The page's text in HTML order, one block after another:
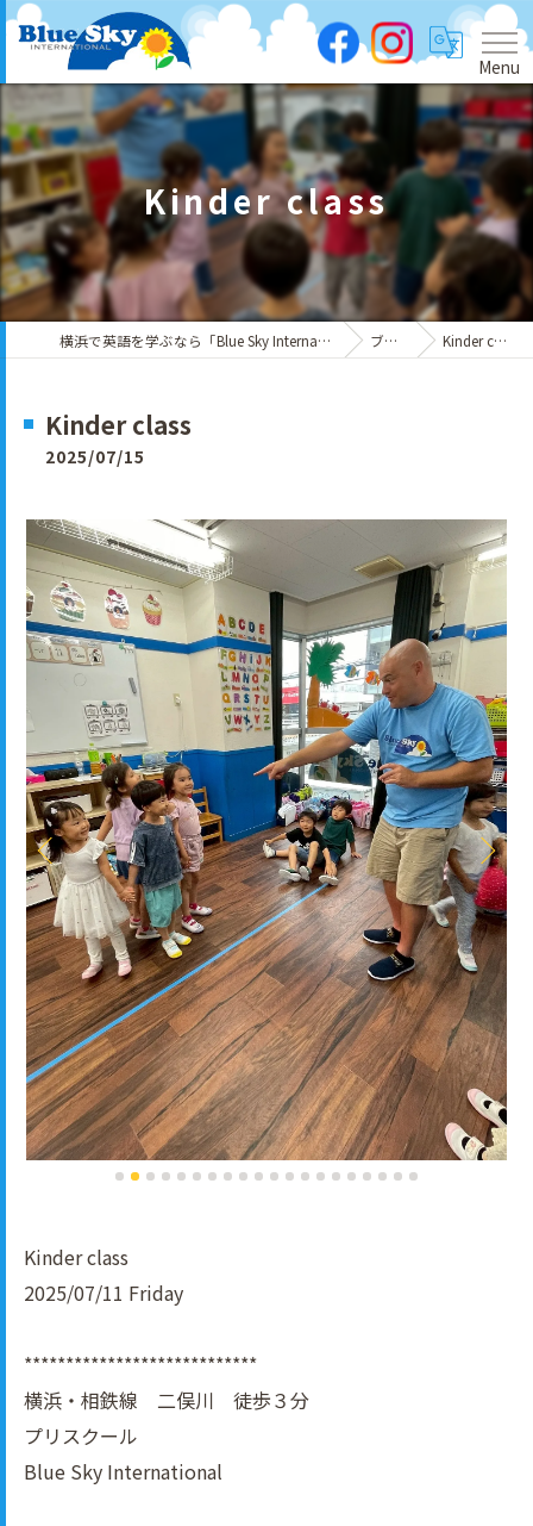
Menu
Kinder class
横浜で英語を学ぶなら「Blue Sky International」 ブログ Kinder class
Kinder class
2025/07/15
Kinder class
2025/07/11 Friday
****************************
横浜・相鉄線 二俣川 徒歩３分
プリスクール
Blue Sky International